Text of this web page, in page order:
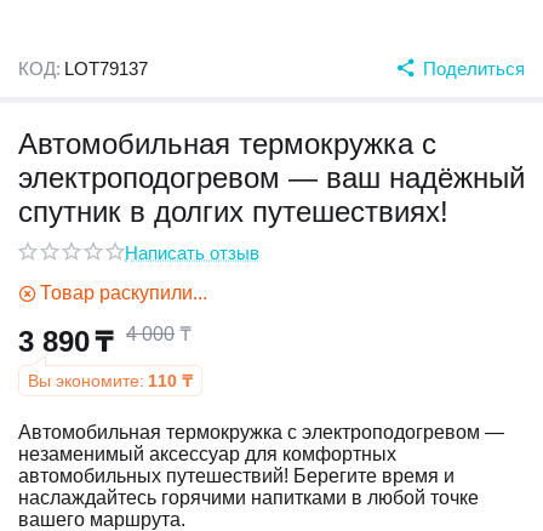
КОД: LOT79137 Поделиться
Автомобильная термокружка с
электроподогревом — ваш надёжный
спутник в долгих путешествиях!
Написать отзыв
Товар раскупили...
3 890₸ 4 000 ₸
Вы экономите: 110 ₸
Автомобильная термокружка с электроподогревом —
незаменимый аксессуар для комфортных
автомобильных путешествий! Берегите время и
наслаждайтесь горячими напитками в любой точке
вашего маршрута.